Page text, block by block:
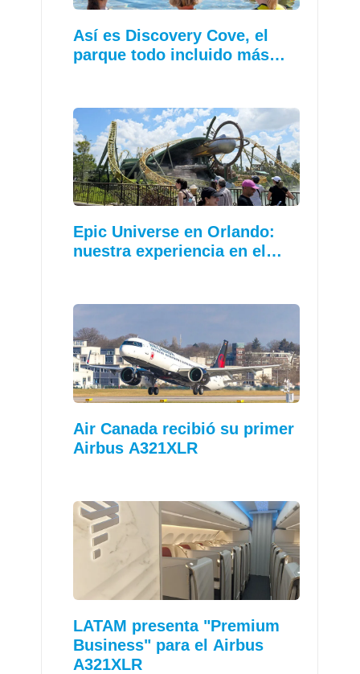
Así es Discovery Cove, el
parque todo incluido más…
Epic Universe en Orlando:
nuestra experiencia en el…
Air Canada recibió su primer
Airbus A321XLR
LATAM presenta "Premium
Business" para el Airbus
A321XLR